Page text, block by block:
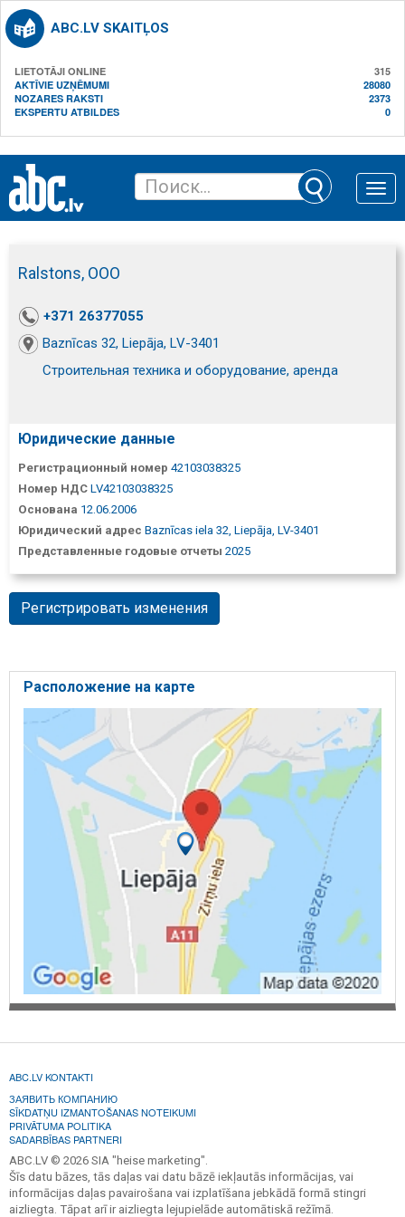
ABC.LV SKAITĻOS
LIETOTĀJI ONLINE
315
AKTĪVIE UZŅĒMUMI
28080
NOZARES RAKSTI
2373
EKSPERTU ATBILDES
0
Toggle
Ralstons, ООО
+371 26377055
Baznīcas 32, Liepāja, LV-3401
Строительная техника и оборудование, аренда
Юридические данные
Регистрационный номер 42103038325
Номер НДС LV42103038325
Основана 12.06.2006
Юридический адрес Baznīcas iela 32, Liepāja, LV-3401
Представленные годовые отчеты 2025
Регистрировать изменения
Расположение на карте
ABC.LV KONTAKTI
ЗАЯВИТЬ КОМПАНИЮ
SĪKDATŅU IZMANTOŠANAS NOTEIKUMI
PRIVĀTUMA POLITIKA
SADARBĪBAS PARTNERI
ABC.LV © 2026 SIA "heise marketing".
Šīs datu bāzes, tās daļas vai datu bāzē iekļautās informācijas, vai
informācijas daļas pavairošana vai izplatīšana jebkādā formā stingri
aizliegta. Tāpat arī ir aizliegta lejupielāde automātiskā režīmā.